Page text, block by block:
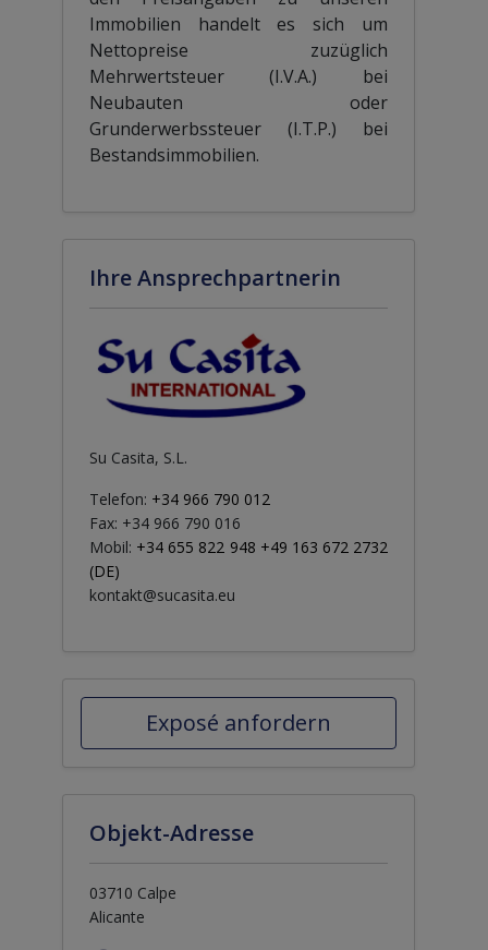
Immobilien handelt es sich um
Nettopreise zuzüglich
Mehrwertsteuer (I.V.A.) bei
Neubauten oder
Grunderwerbssteuer (I.T.P.) bei
Bestandsimmobilien.
Ihre Ansprechpartnerin
Su Casita, S.L.
Telefon: +34 966 790 012
Fax: +34 966 790 016
Mobil: +34 655 822 948 +49 163 672 2732
(DE)
kontakt@sucasita.eu
Exposé anfordern
Objekt-Adresse
03710 Calpe
Alicante